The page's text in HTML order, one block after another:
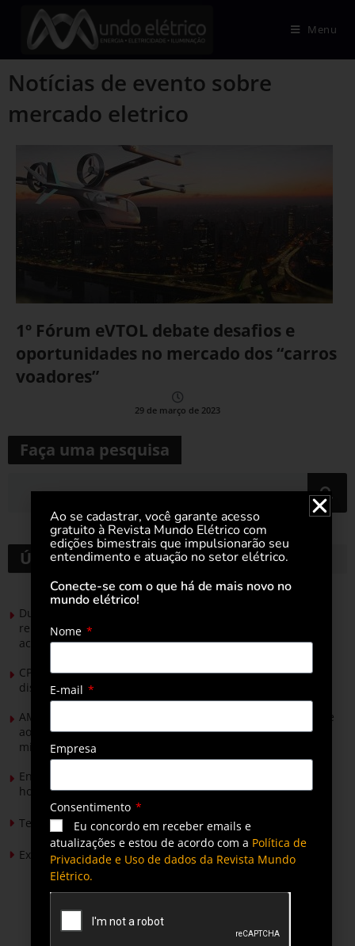
Menu
Notícias de evento sobre
mercado eletrico
1º Fórum eVTOL debate desafios e
oportunidades no mercado dos “carros
voadores”
29 de março de 2023
Faça uma pesquisa
Últimas notícias
Durante esforço concentrado do Congresso, setor de
renováveis apresenta no Senado Federal pautas para
acelerar transição energética
CPFL Energia e TIM se unem para criar a rede de
distribuição do futuro com tecnologia privativa
AMIG Brasil convida pré-candidatos ao Governo de Minas e
ao Senado para discutir propostas para os municípios
mineradores e afetados
Energia solar permitirá ampliar em 25% a produção de
hortaliças em projeto social no Tocantins
Tendências de Iluminação em 2026
Expansão da energia solar no Brasil
Ao se cadastrar, você garante acesso
gratuito à Revista Mundo Elétrico com
edições bimestrais que impulsionarão seu
entendimento e atuação no setor elétrico.
Conecte-se com o que há de mais novo no
mundo elétrico!
Nome
E-mail
Empresa
Consentimento
Eu concordo em receber emails e
atualizações e estou de acordo com a Política de
Privacidade e Uso de dados da Revista Mundo
Elétrico.